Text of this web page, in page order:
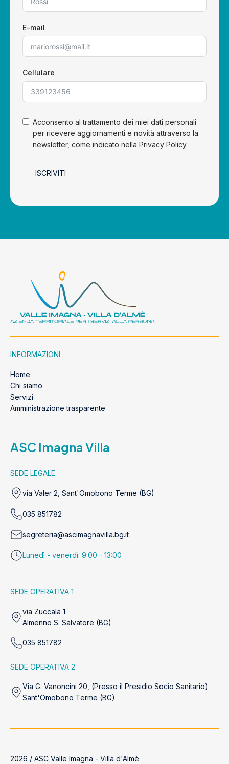
E-mail
Cellulare
Acconsento al trattamento dei miei dati personali
per ricevere aggiornamenti e novità attraverso la
newsletter, come indicato nella Privacy Policy.
ISCRIVITI
INFORMAZIONI
Home
Chi siamo
Servizi
Amministrazione trasparente
ASC Imagna Villa
SEDE LEGALE
via Valer 2, Sant'Omobono Terme (BG)
035 851782
segreteria@ascimagnavilla.bg.it
Lunedì - venerdì: 9:00 - 13:00
SEDE OPERATIVA 1
via Zuccala 1
Almenno S. Salvatore (BG)
035 851782
SEDE OPERATIVA 2
Via G. Vanoncini 20, (Presso il Presidio Socio Sanitario)
Sant'Omobono Terme (BG)
2026 / ASC Valle Imagna - Villa d'Almè